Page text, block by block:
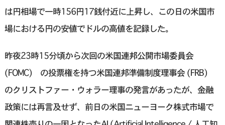
は円相場で一時156円17銭付近に上昇し、この日の米国市
場における円の安値でドルの高値を記録した。
昨夜23時15分頃から次回の米国連邦公開市場委員会
(FOMC) の投票権を持つ米国連邦準備制度理事会 (FRB)
のクリストファー・ウォラー理事の発言があったが、金融
政策には再言及せず、前日の米国ニューヨーク株式市場で